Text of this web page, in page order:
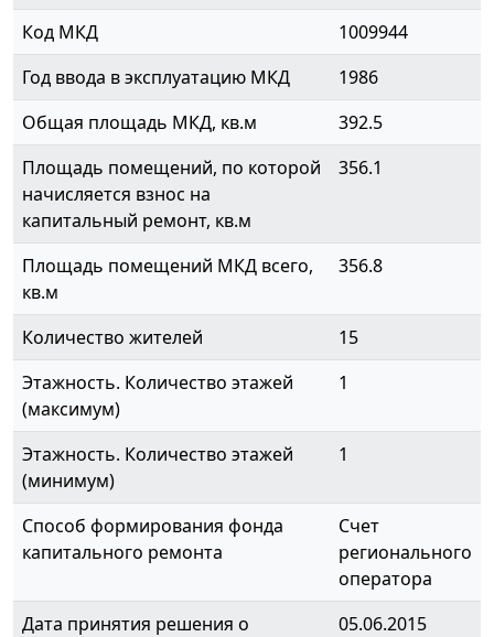
Код МКД
1009944
Год ввода в эксплуатацию МКД
1986
Общая площадь МКД, кв.м
392.5
Площадь помещений, по которой
начисляется взнос на
капитальный ремонт, кв.м
356.1
Площадь помещений МКД всего,
кв.м
356.8
Количество жителей
15
Этажность. Количество этажей
(максимум)
1
Этажность. Количество этажей
(минимум)
1
Способ формирования фонда
капитального ремонта
Счет
регионального
оператора
Дата принятия решения о
05.06.2015